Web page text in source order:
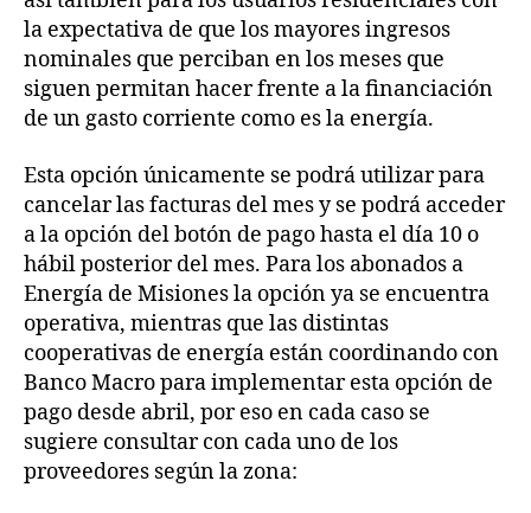
la expectativa de que los mayores ingresos
nominales que perciban en los meses que
siguen permitan hacer frente a la financiación
de un gasto corriente como es la energía.
Esta opción únicamente se podrá utilizar para
cancelar las facturas del mes y se podrá acceder
a la opción del botón de pago hasta el día 10 o
hábil posterior del mes. Para los abonados a
Energía de Misiones la opción ya se encuentra
operativa, mientras que las distintas
cooperativas de energía están coordinando con
Banco Macro para implementar esta opción de
pago desde abril, por eso en cada caso se
sugiere consultar con cada uno de los
proveedores según la zona: